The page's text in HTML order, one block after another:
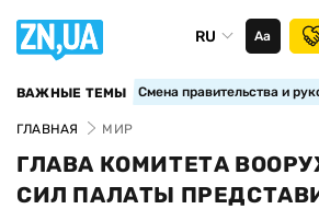
RU Аа
ВАЖНЫЕ ТЕМЫ Смена правительства и
ГЛАВНАЯ МИР
ГЛАВА КОМИТЕТА
СИЛ ПАЛАТЫ